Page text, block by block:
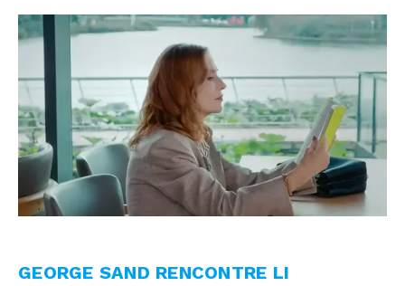
GEORGE SAND RENCONTRE LI